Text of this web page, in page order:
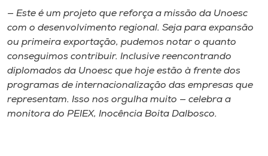
— Este é um projeto que reforça a missão da Unoesc
com o desenvolvimento regional. Seja para expansão
ou primeira exportação, pudemos notar o quanto
conseguimos contribuir. Inclusive reencontrando
diplomados da Unoesc que hoje estão à frente dos
programas de internacionalização das empresas que
representam. Isso nos orgulha muito — celebra a
monitora do PEIEX, Inocência Boita Dalbosco.